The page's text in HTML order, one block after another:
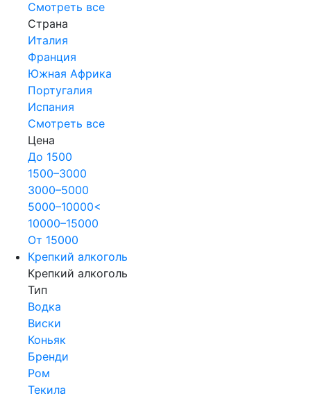
Смотреть все
Страна
Италия
Франция
Южная Африка
Португалия
Испания
Смотреть все
Цена
До 1500
1500–3000
3000–5000
5000–10000<
10000–15000
От 15000
Крепкий алкоголь
Крепкий алкоголь
Тип
Водка
Виски
Коньяк
Бренди
Ром
Текила